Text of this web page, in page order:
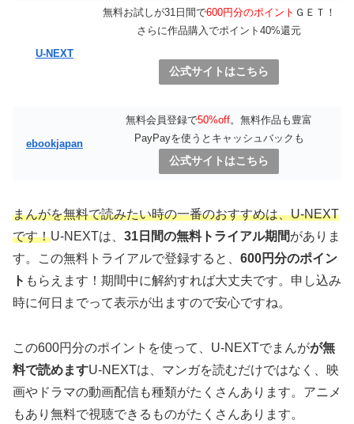
U-NEXT
無料お試しが31日間で600円分のポイント ＧＥＴ！
さらに作品購入でポイント40%還元
公式サイトはこちら
ebookjapan
無料会員登録で50%off。無料作品も豊富
PayPayを使うとキャッシュバックも
公式サイトはこちら
まんがを無料で読みたい時の一番のおすすめは、U-NEXT
です！U-NEXTは、 31日間の無料トライアル期間がありま
す。この無料トライアルで登録すると、 600円分のポイン
ト もらえます！期間中に解約すれば大丈夫です。申し込み
時に何日までって表示が出ますので安心ですね。
この600円分のポイントを使って、U-NEXTでまんがが無
料で読めますU-NEXTは、マンガを読むだけではなく、映
画やドラマの動画配信も種類がたくさんあります。アニメ
もあり無料で視聴できるものがたくさんあります。